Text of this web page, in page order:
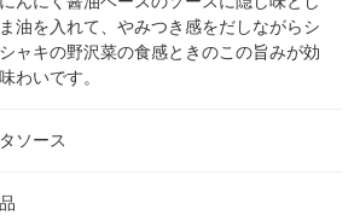
油を入れて、やみつき感をだしながらシ
ャキの野沢菜の食感ときのこの旨みが効
わいです。
ソース